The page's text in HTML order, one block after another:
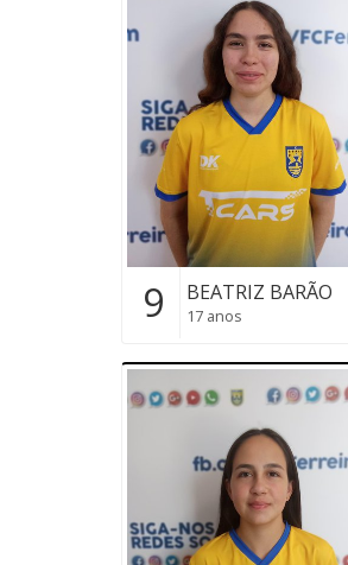
9 BEATRIZ BARÃO
17 anos